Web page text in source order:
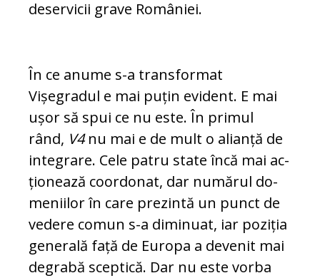
deservicii grave României.
În ce anume s-a transformat
Vișegradul e mai puțin evident. E mai
ușor să spui ce nu es­te. În primul
rând, V4nu mai e de mult o ali­an­ță de
integrare. Cele patru state încă mai ac­
țio­nează coordonat, dar numărul do­
me­niilor în care prezintă un punct de
vedere co­mun s-a diminuat, iar poziția
generală față de Europa a devenit mai
degrabă sceptică. Dar nu este vor­ba